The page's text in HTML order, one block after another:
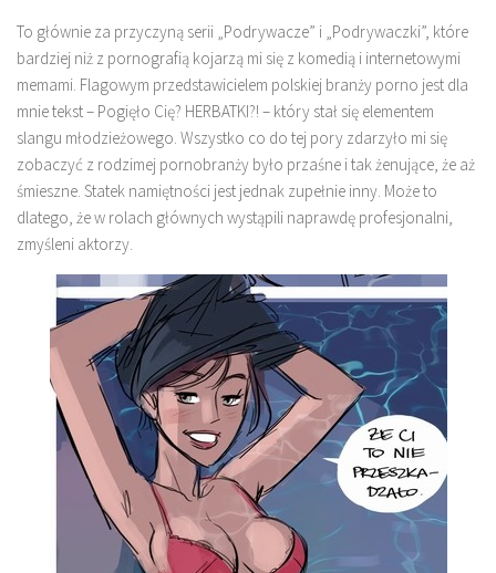
To głównie za przyczyną serii „Podrywacze” i „Podrywaczki”, które
bardziej niż z pornografią kojarzą mi się z komedią i internetowymi
memami. Flagowym przedstawicielem polskiej branży porno jest dla
mnie tekst – Pogięło Cię? HERBATKI?! – który stał się elementem
slangu młodzieżowego. Wszystko co do tej pory zdarzyło mi się
zobaczyć z rodzimej pornobranży było przaśne i tak żenujące, że aż
śmieszne. Statek namiętności jest jednak zupełnie inny. Może to
dlatego, że w rolach głównych wystąpili naprawdę profesjonalni,
zmyśleni aktorzy.